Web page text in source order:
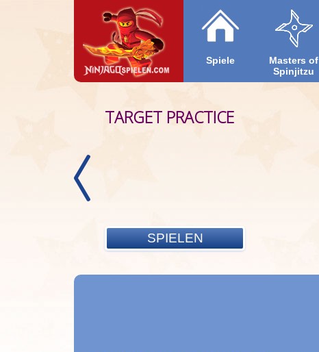
Spiele
Masters of
Spinjitzu
TARGET PRACTICE
SPIELEN
NINJAGO SKYBOUND
SPIELEN